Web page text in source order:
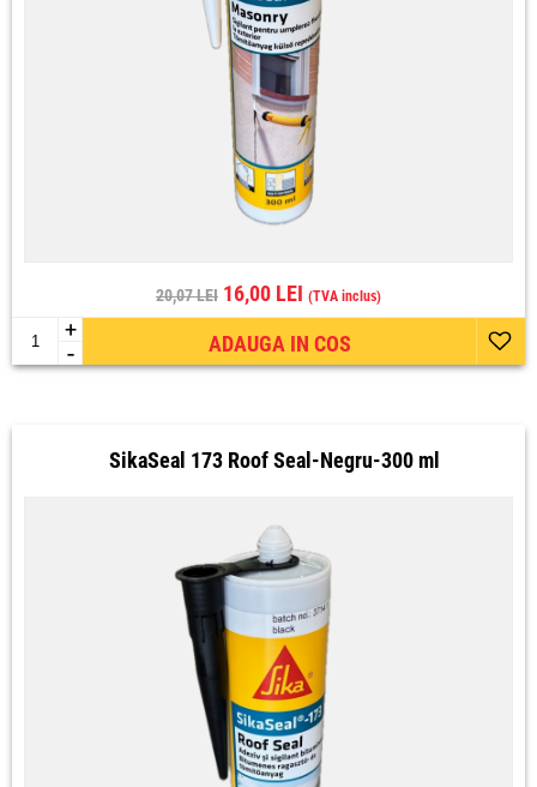
20,07 LEI 16,00 LEI (TVA inclus)
+
- ADAUGA IN COS
SikaSeal 173 Roof Seal-Negru-300 ml